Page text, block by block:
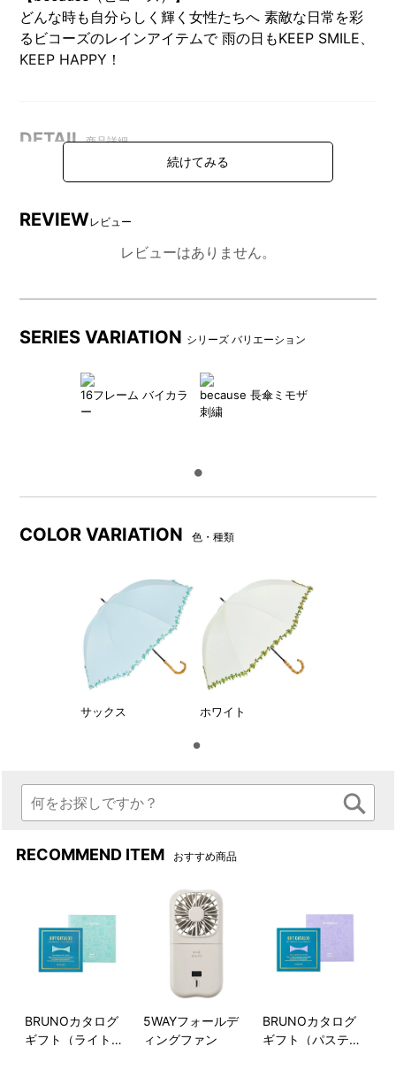
どんな時も自分らしく輝く女性たちへ 素敵な日常を彩
るビコーズのレインアイテムで 雨の日もKEEP SMILE、
KEEP HAPPY！
DETAIL商品詳細
ホワイト
REVIEWレビュー
レビューはありません。
SERIES VARIATION シリーズ バリエーション
16フレーム バイカラ
ー
because 長傘ミモザ
刺繍
COLOR VARIATION 色・種類
サックス ホワイト
RECOMMEND ITEM おすすめ商品
BRUNOカタログ
ギフト（ライトブ
5WAYフォールデ
ィングファン
BRUNOカタログ
ギフト（パステル